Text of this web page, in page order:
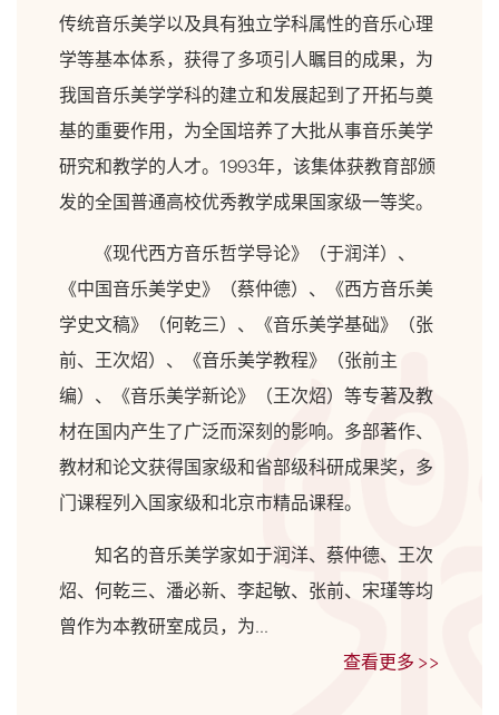
传统音乐美学以及具有独立学科属性的音乐心理
学等基本体系，获得了多项引人瞩目的成果，为
我国音乐美学学科的建立和发展起到了开拓与奠
基的重要作用，为全国培养了大批从事音乐美学
研究和教学的人才。1993年，该集体获教育部颁
发的全国普通高校优秀教学成果国家级一等奖。
《现代西方音乐哲学导论》（于润洋）、
《中国音乐美学史》（蔡仲德）、《西方音乐美
学史文稿》（何乾三）、《音乐美学基础》（张
前、王次炤）、《音乐美学教程》（张前主
编）、《音乐美学新论》（王次炤）等专著及教
材在国内产生了广泛而深刻的影响。多部著作、
教材和论文获得国家级和省部级科研成果奖，多
门课程列入国家级和北京市精品课程。
知名的音乐美学家如于润洋、蔡仲德、王次
炤、何乾三、潘必新、李起敏、张前、宋瑾等均
曾作为本教研室成员，为...
查看更多 >>